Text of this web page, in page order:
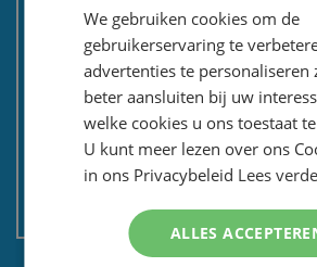
Meest gestelde vragen
Contactformulier
Nieuwsbrief
Privacy en security
Algemene voorwaarden
Non EU: Belasting / douane
We gebruiken cookies om de
gebruikerservaring te
advertenties te personaliseren
beter aansluiten bij uw
welke cookies u ons toestaat
U kunt meer lezen over ons
in ons Privacybeleid Lees
ALLES